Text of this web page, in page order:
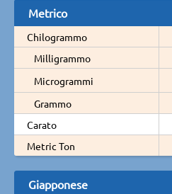
Metrico
Chilogrammo
Milligrammo
Microgrammi
Grammo
Carato
Metric Ton
Giapponese